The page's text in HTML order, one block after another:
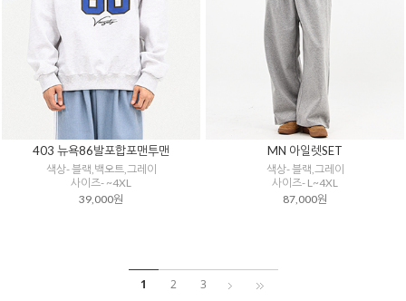
403 뉴욕86발포합포맨투맨
색상- 블랙,백오트,그레이
사이즈- ~4XL
39,000원
MN 아일렛SET
색상- 블랙,그레이
사이즈- L~4XL
87,000원
1 2 3